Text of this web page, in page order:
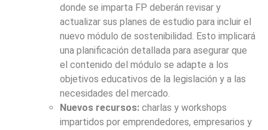
donde se imparta FP deberán revisar y
actualizar sus planes de estudio para incluir el
nuevo módulo de sostenibilidad. Esto implicará
una planificación detallada para asegurar que
el contenido del módulo se adapte a los
objetivos educativos de la legislación y a las
necesidades del mercado.
Nuevos recursos: charlas y workshops
impartidos por emprendedores, empresarios y